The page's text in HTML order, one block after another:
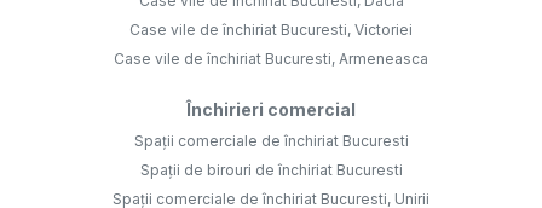
Case vile de închiriat Bucuresti, Victoriei
Case vile de închiriat Bucuresti, Armeneasca
Închirieri comercial
Spații comerciale de închiriat Bucuresti
Spații de birouri de închiriat Bucuresti
Spații comerciale de închiriat Bucuresti, Unirii